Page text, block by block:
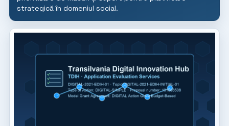
strategică în domeniul social.